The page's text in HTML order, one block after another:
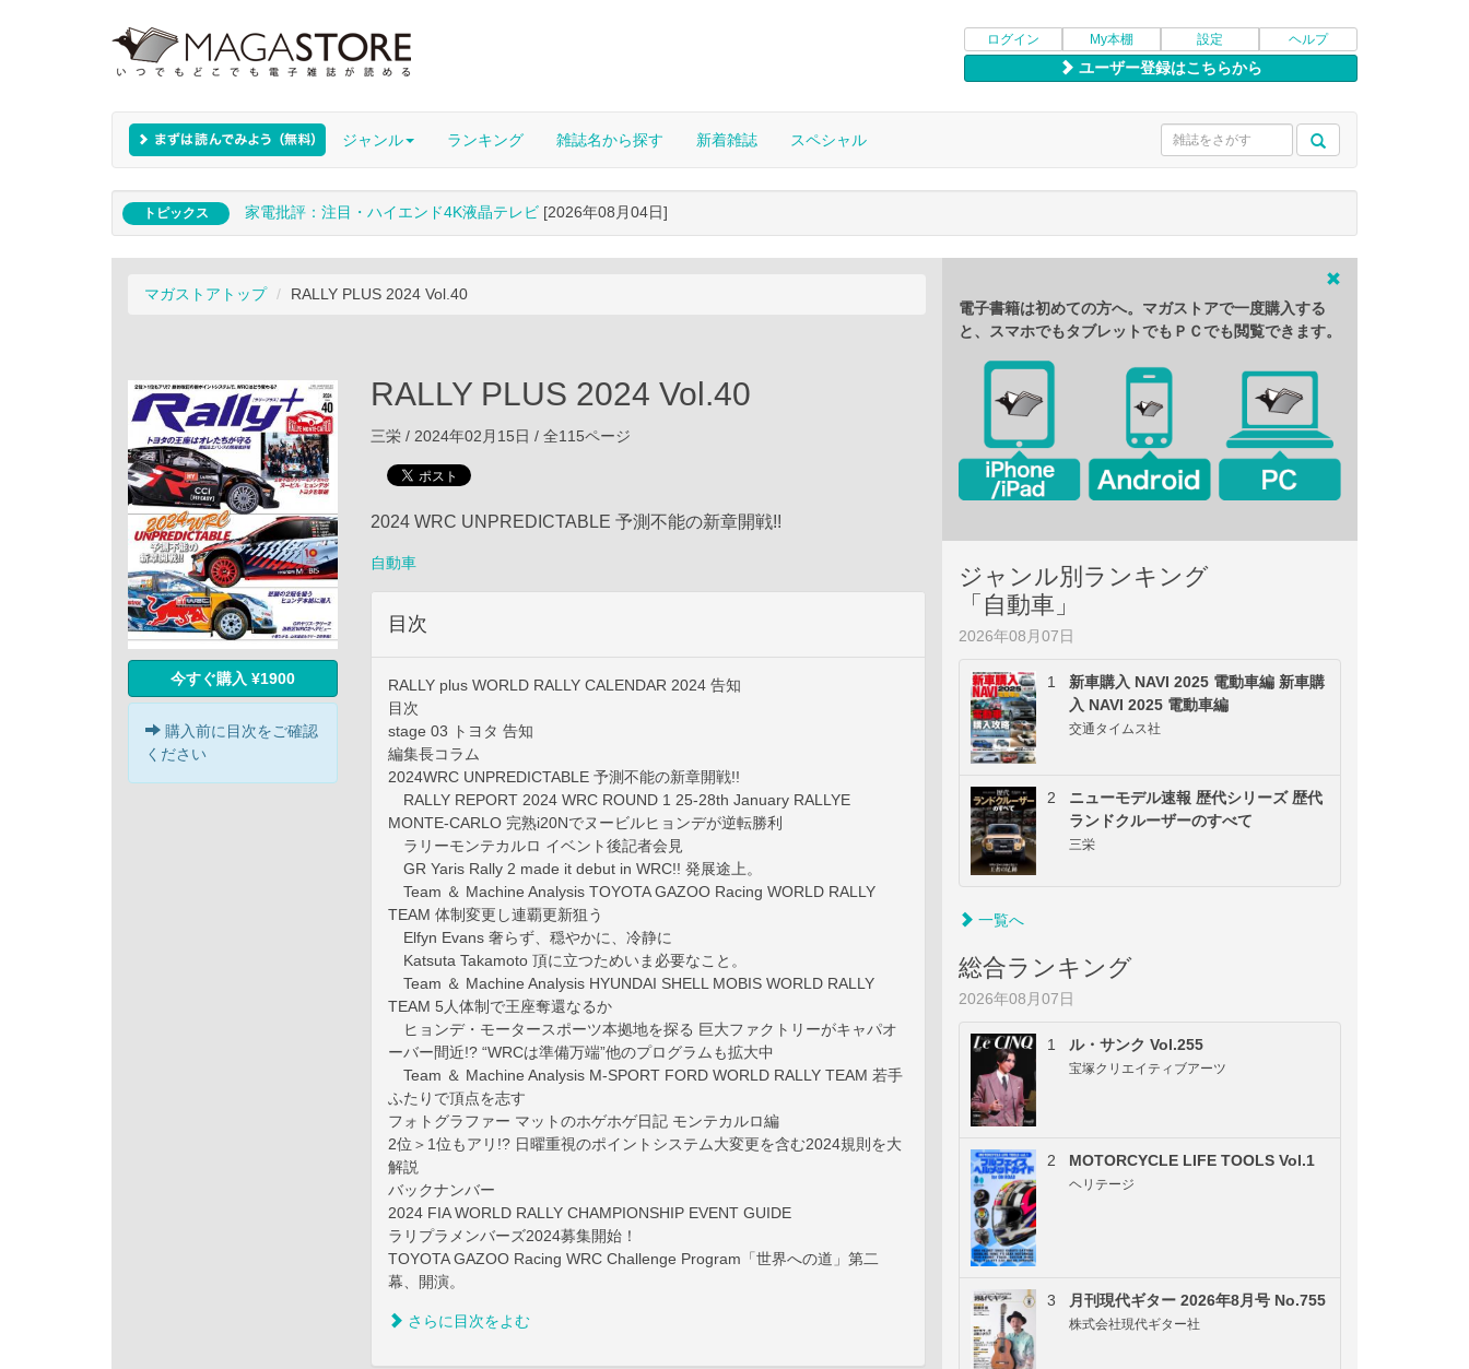
ログイン My本棚 設定 ヘルプ
ユーザー登録はこちらから
ジャンル ランキング 雑誌名から探す 新着雑誌 スペシャル
トピックス 家電批評：注目・ハイエンド4K液晶テレビ [2026年08月04日]
マガストアトップ RALLY PLUS 2024 Vol.40
今すぐ購入 ¥1900
購入前に目次をご確認
ください
RALLY PLUS 2024 Vol.40
三栄 / 2024年02月15日 / 全115ページ
2024 WRC UNPREDICTABLE 予測不能の新章開戦!!
自動車
目次
RALLY plus WORLD RALLY CALENDAR 2024 告知
目次
stage 03 トヨタ 告知
編集長コラム
2024WRC UNPREDICTABLE 予測不能の新章開戦!!
RALLY REPORT 2024 WRC ROUND 1 25-28th January RALLYE
MONTE-CARLO 完熟i20Nでヌービルヒョンデが逆転勝利
ラリーモンテカルロ イベント後記者会見
GR Yaris Rally 2 made it debut in WRC!! 発展途上。
Team ＆ Machine Analysis TOYOTA GAZOO Racing WORLD RALLY
TEAM 体制変更し連覇更新狙う
Elfyn Evans 奢らず、穏やかに、冷静に
Katsuta Takamoto 頂に立つためいま必要なこと。
Team ＆ Machine Analysis HYUNDAI SHELL MOBIS WORLD RALLY
TEAM 5人体制で王座奪還なるか
ヒョンデ・モータースポーツ本拠地を探る 巨大ファクトリーがキャパオ
ーバー間近!? “WRCは準備万端”他のプログラムも拡大中
Team ＆ Machine Analysis M-SPORT FORD WORLD RALLY TEAM 若手
ふたりで頂点を志す
フォトグラファー マットのホゲホゲ日記 モンテカルロ編
2位＞1位もアリ!? 日曜重視のポイントシステム大変更を含む2024規則を大
解説
バックナンバー
2024 FIA WORLD RALLY CHAMPIONSHIP EVENT GUIDE
ラリプラメンバーズ2024募集開始！
TOYOTA GAZOO Racing WRC Challenge Program「世界への道」第二
幕、開演。
さらに目次をよむ
電子書籍は初めての方へ。マガストアで一度購入する
と、スマホでもタブレットでもＰＣでも閲覧できます。
ジャンル別ランキング
「自動車」
2026年08月07日
1
新車購入 NAVI 2025 電動車編 新車購
入 NAVI 2025 電動車編
交通タイムス社
2
ニューモデル速報 歴代シリーズ 歴代
ランドクルーザーのすべて
三栄
一覧へ
総合ランキング
2026年08月07日
1 ル・サンク Vol.255
宝塚クリエイティブアーツ
2 MOTORCYCLE LIFE TOOLS Vol.1
ヘリテージ
3 月刊現代ギター 2026年8月号 No.755
株式会社現代ギター社